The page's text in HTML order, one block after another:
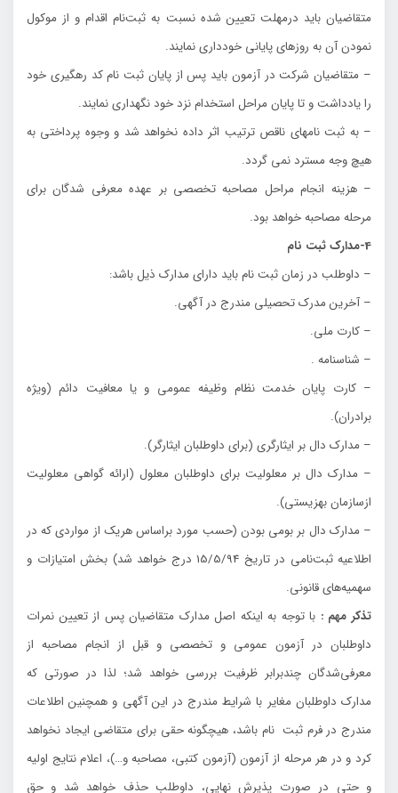
متقاضيان بايد درمهلت تعيين شده نسبت به ثبت‌نام اقدام و از موكول
نمودن آن به روزهاي پاياني خودداري نمايند.
– متقاضيان شركت در آزمون بايد پس از پايان ثبت نام كد رهگيري خود
را يادداشت و تا پايان مراحل استخدام نزد خود نگهداري نمايند.
– به ثبت نامهاي ناقص ترتيب اثر داده نخواهد شد و وجوه پرداختي به
هيچ وجه مسترد نمي گردد.
– هزينه انجام مراحل مصاحبه تخصصي بر عهده معرفي شدگان براي
مرحله مصاحبه خواهد بود.
4-مدارك ثبت نام
– داوطلب در زمان ثبت نام بايد داراي مدارك ذيل باشد:
– آخرين مدرك تحصيلي مندرج در آگهي.
– كارت ملي.
– شناسنامه .
– كارت پايان خدمت نظام وظيفه عمومي و يا معافيت دائم (ويژه
برادران).
– مدارك دال بر ايثارگري (براي داوطلبان ايثارگر).
– مدارك دال بر معلوليت براي داوطلبان معلول (ارائه گواهي معلوليت
ازسازمان بهزيستي).
– مدارك دال بر بومي بودن (حسب مورد براساس هريك از مواردي كه در
اطلاعيه ثبت‌نامي در تاريخ 15/5/94 درج خواهد شد) بخش امتيازات و
سهميه‌هاي قانوني.
تذكر مهم : با توجه به اينكه اصل مدارك متقاضيان پس از تعيين نمرات
داوطلبان در آزمون عمومي و تخصصي و قبل از انجام مصاحبه از
معرفي‌شدگان چندبرابر ظرفيت بررسي خواهد شد؛ لذا در صورتي كه
مدارك داوطلبان مغاير با شرايط مندرج در اين آگهي و همچنين اطلاعات
مندرج در فرم ثبت نام باشد، هيچگونه حقي براي متقاضي ايجاد نخواهد
كرد و در هر مرحله از آزمون (آزمون كتبي، مصاحبه و…)، اعلام نتايج اوليه
و حتي در صورت پذيرش نهايي، داوطلب حذف خواهد شد و حق